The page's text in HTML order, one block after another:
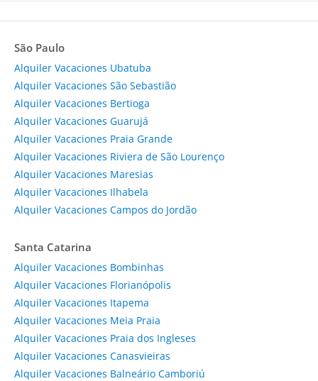
São Paulo
Alquiler Vacaciones Ubatuba
Alquiler Vacaciones São Sebastião
Alquiler Vacaciones Bertioga
Alquiler Vacaciones Guarujá
Alquiler Vacaciones Praia Grande
Alquiler Vacaciones Riviera de São Lourenço
Alquiler Vacaciones Maresias
Alquiler Vacaciones Ilhabela
Alquiler Vacaciones Campos do Jordão
Santa Catarina
Alquiler Vacaciones Bombinhas
Alquiler Vacaciones Florianópolis
Alquiler Vacaciones Itapema
Alquiler Vacaciones Meia Praia
Alquiler Vacaciones Praia dos Ingleses
Alquiler Vacaciones Canasvieiras
Alquiler Vacaciones Balneário Camboriú